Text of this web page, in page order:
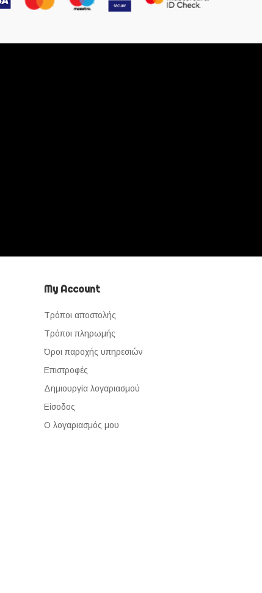
My Account
Τρόποι αποστολής
Τρόποι πληρωμής
Όροι παροχής υπηρεσιών
Επιστροφές
Δημιουργία λογαριασμού
Είσοδος
Ο λογαριασμός μου